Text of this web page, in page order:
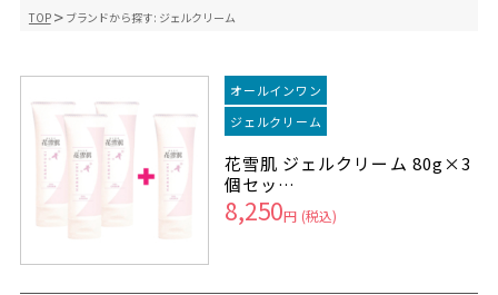
TOP ブランドから探す: ジェルクリーム
オールインワン
ジェルクリーム
花雪肌 ジェルクリーム 80g×3
個セッ…
8,250円 (税込)